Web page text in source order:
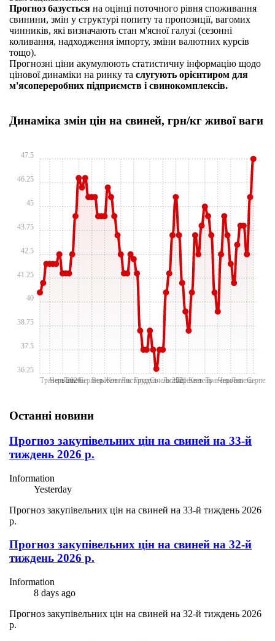
Прогноз базується на оцінці поточного рівня споживання
свинини, змін у структурі попиту та пропозиції, вагомих
чинників, які визначають стан м'ясної галузі (сезонні
коливання, надходження імпорту, зміни валютних курсів
тощо).
Прогнозні ціни акумулюють статистичну інформацію щодо
цінової динаміки на ринку та слугують орієнтиром для
м'ясопереробних підприємств і свинокомплексів.
Динаміка змін цін на свиней, грн/кг живої ваги
Травень 2020
ЧервеньЛипеньСерпеньВересень
ЖовтеньЛиcтопад
ГруденьСічень 2021
ЛютийБерезень
КвітеньТравеньЧервеньЛипеньСерпень
36.25
37.5
38.75
40
41.25
42.5
43.75
45
46.25
47.5
Останні новини
Прогноз закупівельних цін на свиней на 33-й
тиждень 2026 р.
Information
Yesterday
Прогноз закупівельних цін на свиней на 33-й тиждень 2026
р.
Прогноз закупівельних цін на свиней на 32-й
тиждень 2026 р.
Information
8 days ago
Прогноз закупівельних цін на свиней на 32-й тиждень 2026
р.